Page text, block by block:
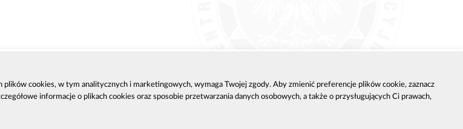
cookies, w tym analitycznych i marketingowych, wymaga Twojej zgody. Aby zmienić preferencje plików cookie, zaznacz
informacje o plikach cookies oraz sposobie przetwarzania danych osobowych, a także o przysługujących Ci prawach,